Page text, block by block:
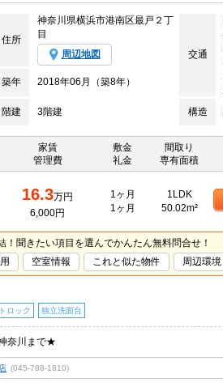
住所
神奈川県横浜市港南区最戸２丁
目
周辺地図 交通
築年 2018年06月（築8年）
階建 3階建 構造
家賃
管理費
敷金
礼金
間取り
専有面積
16.3万円
6,000円
1ヶ月
1ヶ月
1LDK
50.02m²
！聞きたい項目を選んでかんたん無料問合せ！
空室情報 これと似た物件 周辺環境
ロック 独立洗面台
奈川まで★
(045-788-1810)